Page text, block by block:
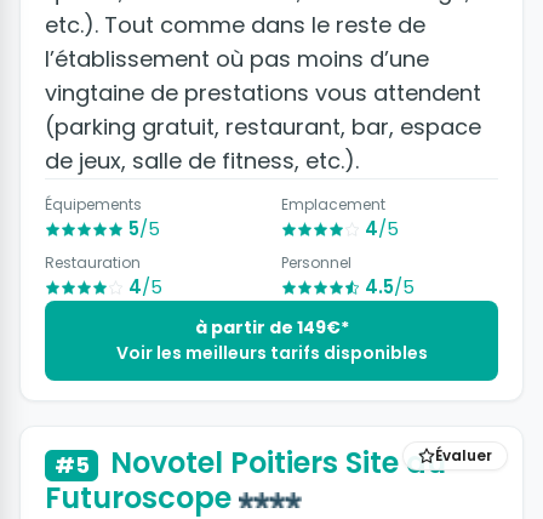
etc.). Tout comme dans le reste de
l’établissement où pas moins d’une
vingtaine de prestations vous attendent
(parking gratuit, restaurant, bar, espace
de jeux, salle de fitness, etc.).
Équipements
5/5
Emplacement
4/5
Restauration
4/5
Personnel
4.5/5
à partir de 149€*
Voir les meilleurs tarifs disponibles
Évaluer
#5
Novotel Poitiers Site du
Futuroscope